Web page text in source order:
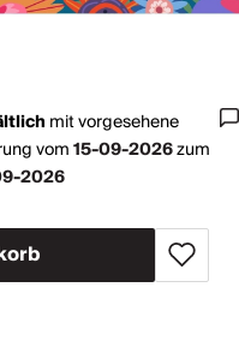
mitvorgesehene
vom15-09-2026zum
2026